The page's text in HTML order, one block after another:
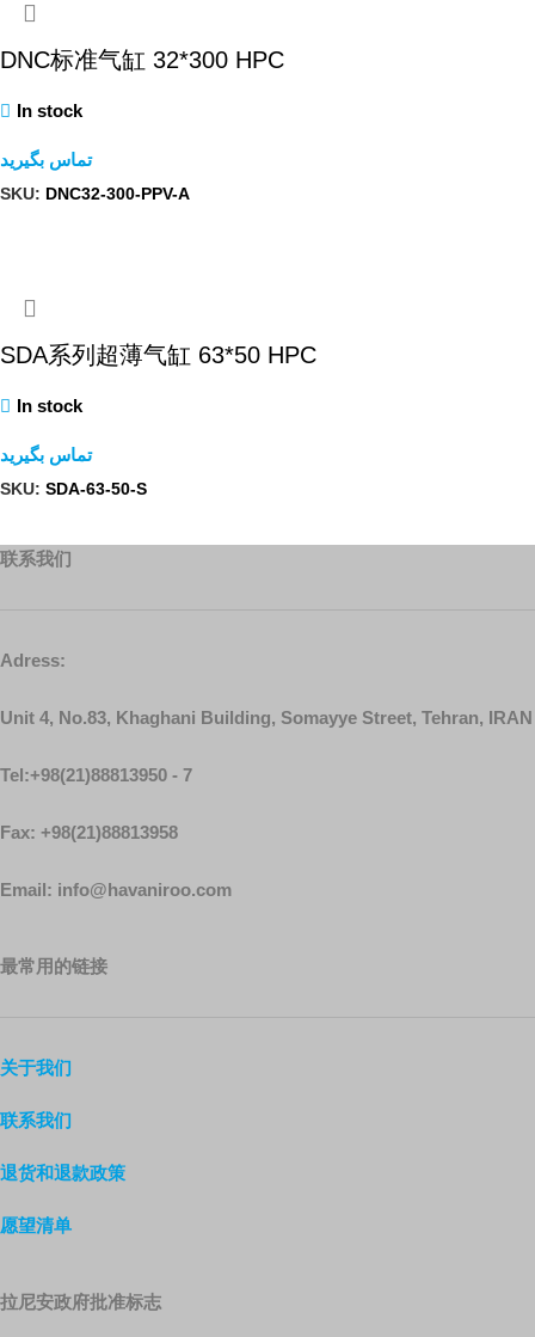
DNC标准气缸 32*300 HPC
In stock
تماس بگیرید
SKU: DNC32-300-PPV-A
SDA系列超薄气缸 63*50 HPC
In stock
تماس بگیرید
SKU: SDA-63-50-S
联系我们
Adress:
Unit 4, No.83, Khaghani Building, Somayye Street, Tehran, IRAN
Tel:+98(21)88813950 - 7
Fax: +98(21)88813958
Email: info@havaniroo.com
最常用的链接
关于我们
联系我们
退货和退款政策
愿望清单
拉尼安政府批准标志